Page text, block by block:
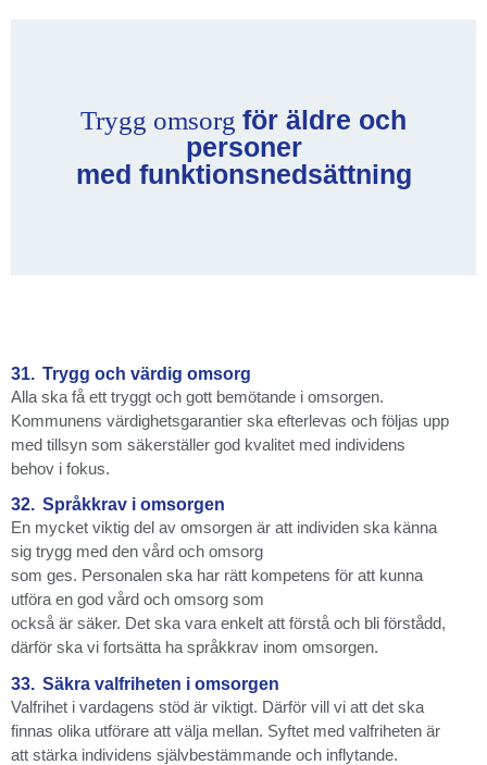
Trygg omsorg för äldre och
personer
med funktionsnedsättning
31. Trygg och värdig omsorg
Alla ska få ett tryggt och gott bemötande i omsorgen.
Kommunens värdighetsgarantier ska efterlevas och följas upp
med tillsyn som säkerställer god kvalitet med individens
behov i fokus.
32. Språkkrav i omsorgen
En mycket viktig del av omsorgen är att individen ska känna
sig trygg med den vård och omsorg
som ges. Personalen ska har rätt kompetens för att kunna
utföra en god vård och omsorg som
också är säker. Det ska vara enkelt att förstå och bli förstådd,
därför ska vi fortsätta ha språkkrav inom omsorgen.
33. Säkra valfriheten i omsorgen
Valfrihet i vardagens stöd är viktigt. Därför vill vi att det ska
finnas olika utförare att välja mellan. Syftet med valfriheten är
att stärka individens självbestämmande och inflytande.